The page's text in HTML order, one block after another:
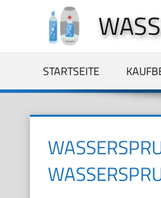
springen
STARTSEITE